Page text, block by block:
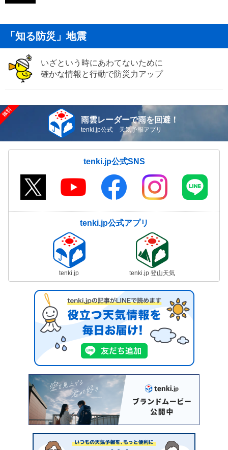
「知る防災」地震
いざという時にあわてないために
確かな情報と行動で防災力アップ
雨雲レーダーで雨を回避！
tenki.jp公式 天気予報アプリ
tenki.jp公式SNS
tenki.jp公式アプリ
tenki.jp tenki.jp 登山天気